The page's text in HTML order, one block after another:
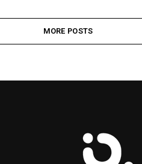
MORE POSTS